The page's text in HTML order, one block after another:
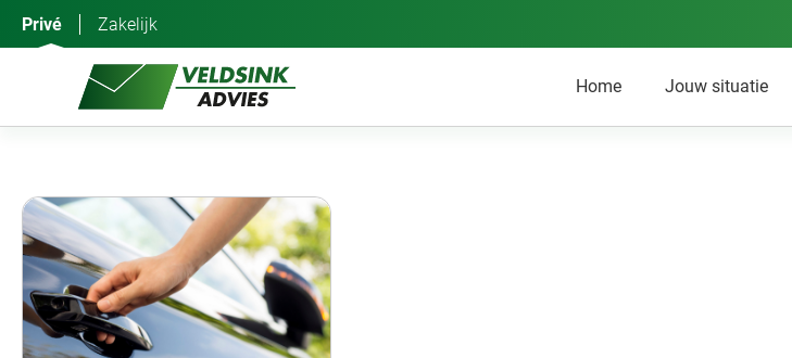
Privé Zakelijk
Home Jouw situatie